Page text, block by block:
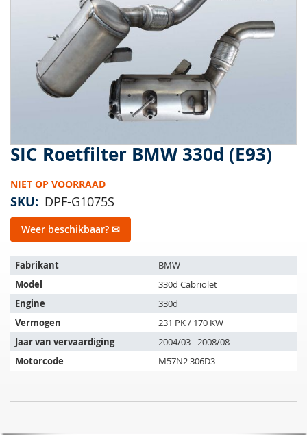
SIC Roetfilter BMW 330d (E93)
NIET OP VOORRAAD
SKU DPF-G1075S
Weer beschikbaar? ✉
Het
artikel
past
op
de
volgende
voertuigen:
Fabrikant
BMW
Model
330d Cabriolet
Engine
330d
Vermogen
231 PK / 170 KW
Jaar van vervaardiging
2004/03 - 2008/08
Motorcode
M57N2 306D3
afbeeldingen-
Ga
naar
het
begin
van
de
afbeeldingen-
gallerij